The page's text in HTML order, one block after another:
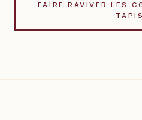
FAIRE RAVIVER LES
TAPIS